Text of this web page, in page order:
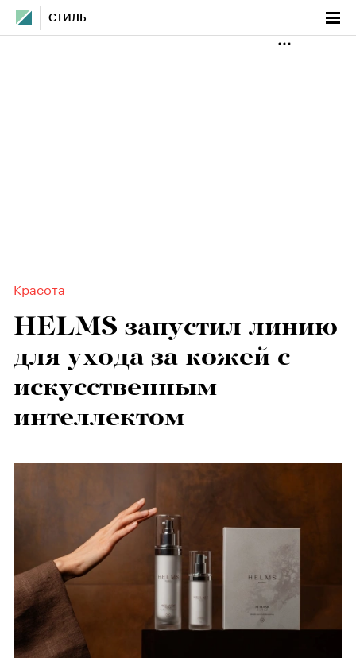
СТИЛЬ
Красота
HELMS запустил линию
для ухода за кожей с
искусственным
интеллектом